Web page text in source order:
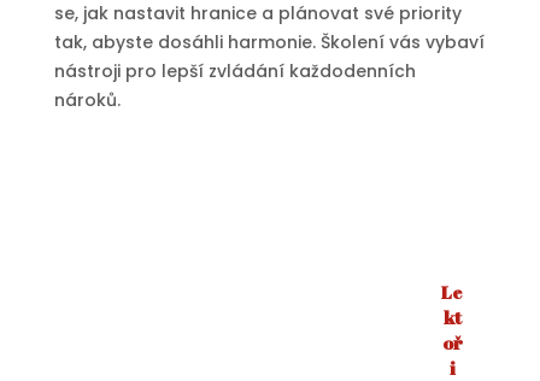
se, jak nastavit hranice a plánovat své priority
tak, abyste dosáhli harmonie. Školení vás vybaví
nástroji pro lepší zvládání každodenních
nároků.
Le
kt
oř
i